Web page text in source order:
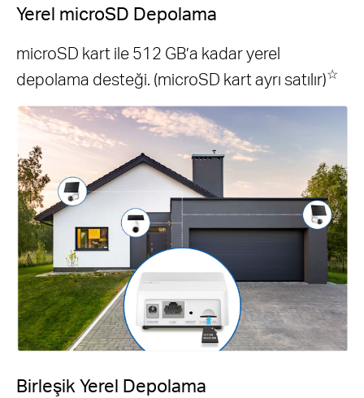
Yerel microSD Depolama
microSD kart ile 512 GB’a kadar yerel
depolama desteği. (microSD kart ayrı satılır)☆
Birleşik Yerel Depolama